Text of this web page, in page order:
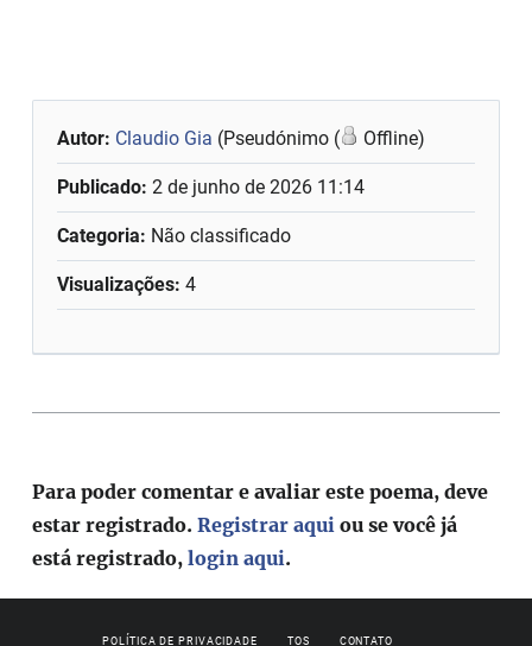
Autor: Claudio Gia (Pseudónimo ( Offline)
Publicado:2 de junho de 2026 11:14
Categoria: Não classificado
Visualizações: 4
Para poder comentar e avaliar este poema, deve
estar registrado.Registrar aqui ou se você já
está registrado,login aqui.
POLÍTICA DE PRIVACIDADE TOS CONTATO